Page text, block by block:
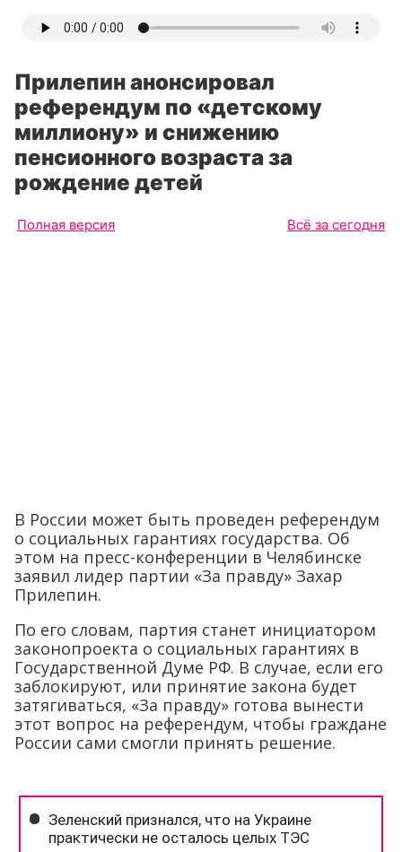
Прилепин анонсировал
референдум по «детскому
миллиону» и снижению
пенсионного возраста за
рождение детей
Полная версия Всё за сегодня
В России может быть проведен референдум
о социальных гарантиях государства. Об
этом на пресс-конференции в Челябинске
заявил лидер партии «За правду» Захар
Прилепин.
По его словам, партия станет инициатором
законопроекта о социальных гарантиях в
Государственной Думе РФ. В случае, если его
заблокируют, или принятие закона будет
затягиваться, «За правду» готова вынести
этот вопрос на референдум, чтобы граждане
России сами смогли принять решение.